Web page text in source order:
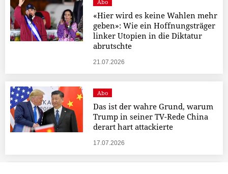
Abo
«Hier wird es keine Wahlen mehr
geben»: Wie ein Hoffnungsträger
linker Utopien in die Diktatur
abrutschte
21.07.2026
Abo
Das ist der wahre Grund, warum
Trump in seiner TV-Rede China
derart hart attackierte
17.07.2026